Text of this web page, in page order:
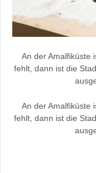
An der Amalfiküste
fehlt, dann ist die
An der Amalfiküste
fehlt, dann ist die